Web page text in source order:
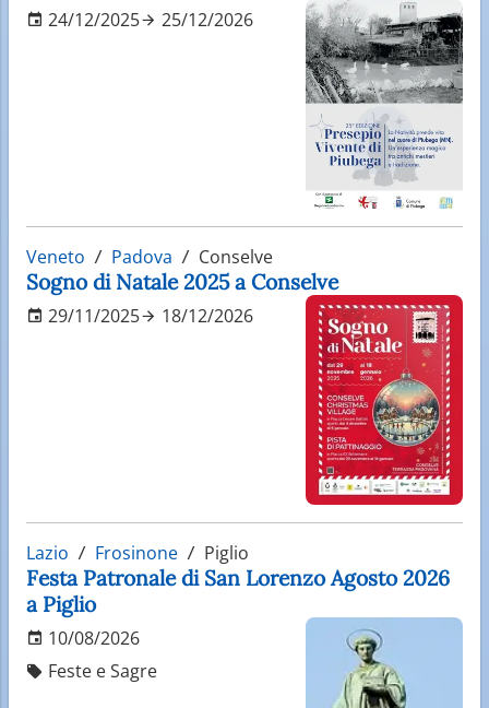
24/12/2025 25/12/2026
Veneto Padova Conselve
Sogno di Natale 2025 a Conselve
29/11/2025 18/12/2026
Lazio Frosinone Piglio
Festa Patronale di San Lorenzo Agosto 2026
a Piglio
10/08/2026
Feste e Sagre